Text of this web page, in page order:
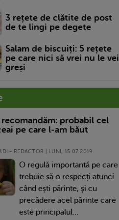
3 rețete de clătite de post
de te lingi pe degete
Salam de biscuiți: 5 rețete
pe care nici să vrei nu le vei
greși
recomandăm: probabil cel
pe care l-am băut
- REDACTOR | LUNI, 15.07.2019
O regulă importantă pe care
trebuie să o respecți atunci
când ești părinte, și cu
precădere acel părinte care
este principalul...